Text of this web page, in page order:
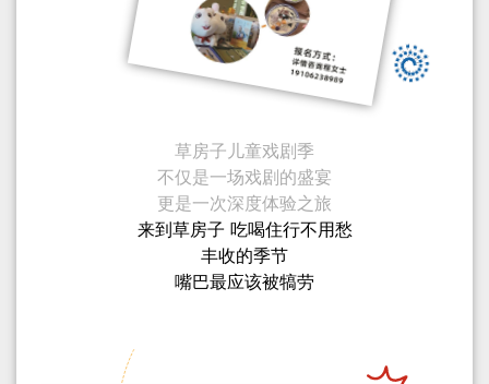
草房子儿童戏剧季
不仅是一场戏剧的盛宴
更是一次深度体验之旅
来到草房子 吃喝住行不用愁
丰收的季节
嘴巴最应该被犒劳